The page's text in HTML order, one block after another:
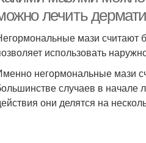
лечить
мази считают
использовать
негормональные мази
случаев в начале
они делятся на